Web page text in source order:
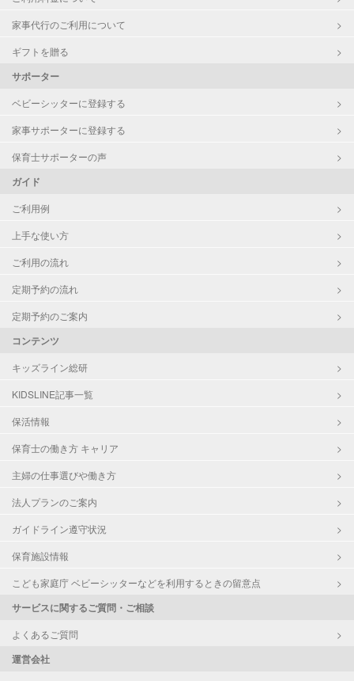
家事代行のご利用について
ギフトを贈る
サポーター
ベビーシッターに登録する
家事サポーターに登録する
保育士サポーターの声
ガイド
ご利用例
上手な使い方
ご利用の流れ
定期予約の流れ
定期予約のご案内
コンテンツ
キッズライン総研
KIDSLINE記事一覧
保活情報
保育士の働き方 キャリア
主婦の仕事選びや働き方
法人プランのご案内
ガイドライン遵守状況
保育施設情報
こども家庭庁 ベビーシッターなどを利用するときの留意点
サービスに関するご質問・ご相談
よくあるご質問
運営会社